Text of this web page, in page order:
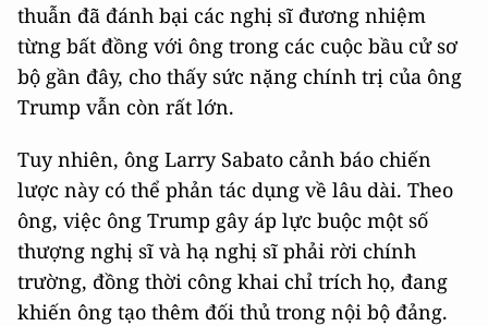
thuẫn đã đánh bại các nghị sĩ đương nhiệm
từng bất đồng với ông trong các cuộc bầu cử sơ
bộ gần đây, cho thấy sức nặng chính trị của ông
Trump vẫn còn rất lớn.
Tuy nhiên, ông Larry Sabato cảnh báo chiến
lược này có thể phản tác dụng về lâu dài. Theo
ông, việc ông Trump gây áp lực buộc một số
thượng nghị sĩ và hạ nghị sĩ phải rời chính
trường, đồng thời công khai chỉ trích họ, đang
khiến ông tạo thêm đối thủ trong nội bộ đảng.